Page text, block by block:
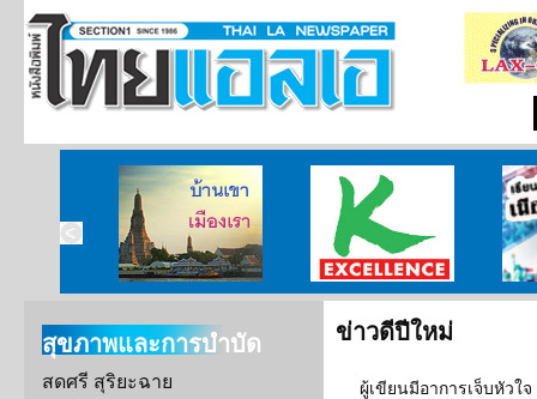
บ้านเขา เมืองเรา ศูนย์วิจัยกสิกรไทย เรีย
สุขภาพและการบำบัด
สดศรี สุริยะฉาย
ข่าวดีปีใหม่
ผู้เขียนมีอาการเจ็บหัวใ